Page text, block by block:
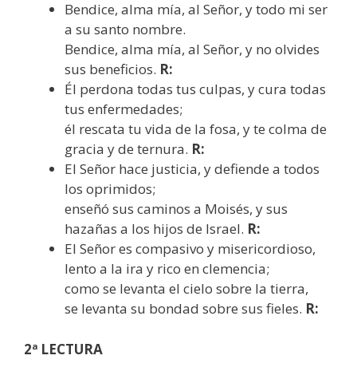
Bendice, alma mía, al Señor, y todo mi ser
a su santo nombre.
Bendice, alma mía, al Señor, y no olvides
sus beneficios. R:
Él perdona todas tus culpas, y cura todas
tus enfermedades;
él rescata tu vida de la fosa, y te colma de
gracia y de ternura. R:
El Señor hace justicia, y defiende a todos
los oprimidos;
enseñó sus caminos a Moisés, y sus
hazañas a los hijos de Israel. R:
El Señor es compasivo y misericordioso,
lento a la ira y rico en clemencia;
como se levanta el cielo sobre la tierra,
se levanta su bondad sobre sus fieles. R:
2ª LECTURA